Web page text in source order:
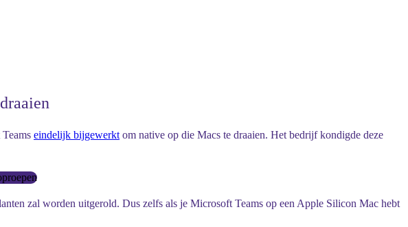
eindelijk bijgewerkt om native op die Macs te draaien. Het bedrijf kondigde deze
zal worden uitgerold. Dus zelfs als je Microsoft Teams op een Apple Silicon Mac hebt